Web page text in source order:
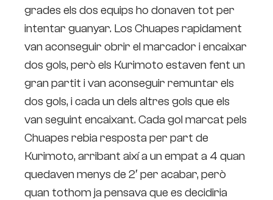
grades els dos equips ho donaven tot per
intentar guanyar. Los Chuapes rapidament
van aconseguir obrir el marcador i encaixar
dos gols, però els Kurimoto estaven fent un
gran partit i van aconseguir remuntar els
dos gols, i cada un dels altres gols que els
van seguint encaixant. Cada gol marcat pels
Chuapes rebia resposta per part de
Kurimoto, arribant així a un empat a 4 quan
quedaven menys de 2′ per acabar, però
quan tothom ja pensava que es decidiria